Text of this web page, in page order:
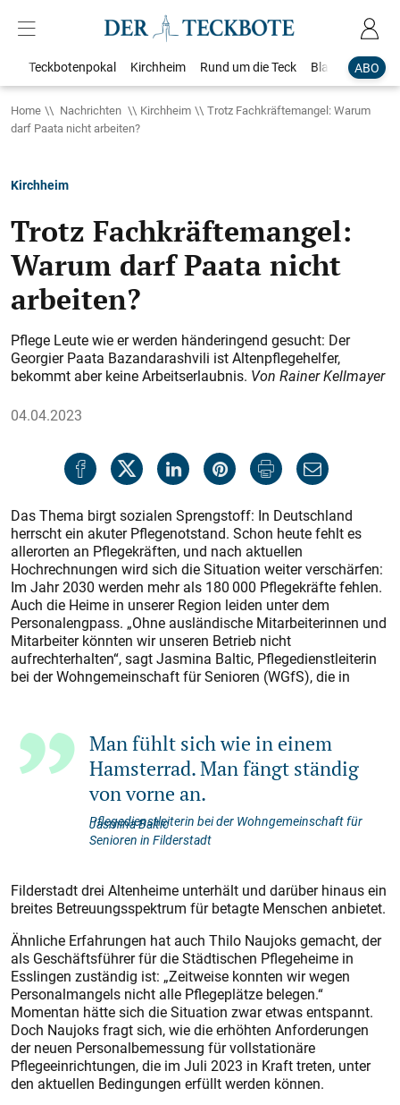
ABO
Teckbotenpokal Kirchheim Rund um die Teck Blaulicht
Home Nachrichten Kirchheim
Trotz Fachkräftemangel: Warum
darf Paata nicht arbeiten?
Kirchheim
Trotz Fachkräftemangel:
Warum darf Paata nicht
arbeiten?
Pflege Leute wie er werden händeringend gesucht: Der
Georgier Paata Bazandarashvili ist Altenpflegehelfer,
bekommt aber keine Arbeitserlaubnis. Von Rainer Kellmayer
04.04.2023
Das Thema birgt sozialen Sprengstoff: In Deutschland
herrscht ein akuter Pflegenotstand. Schon heute fehlt es
allerorten an Pflegekräften, und nach aktuellen
Hochrechnungen wird sich die Situation weiter verschärfen:
Im Jahr 2030 werden mehr als 180 000 Pflegekräfte fehlen.
Auch die Heime in unserer Region leiden unter dem
Personalengpass. „Ohne ausländische Mitarbeiterinnen und
Mitarbeiter könnten wir unseren Betrieb nicht
aufrechterhalten“, sagt Jasmina Baltic, Pflegedienstleiterin
bei der Wohngemeinschaft für Senioren (WGfS), die in
Man fühlt sich wie in einem
Hamsterrad. Man fängt ständig
von vorne an.
Jasmina Baltic
Pflegedienstleiterin bei der Wohngemeinschaft für
Senioren in Filderstadt
Filderstadt drei Altenheime unterhält und darüber hinaus ein
breites Betreuungsspektrum für betagte Menschen anbietet.
Ähnliche Erfahrungen hat auch Thilo Naujoks gemacht, der
als Geschäftsführer für die Städtischen Pflegeheime in
Esslingen zuständig ist: „Zeitweise konnten wir wegen
Personalmangels nicht alle Pflegeplätze belegen.“
Momentan hätte sich die Situation zwar etwas entspannt.
Doch Naujoks fragt sich, wie die erhöhten Anforderungen
der neuen Personalbemessung für vollstationäre
Pflegeeinrichtungen, die im Juli 2023 in Kraft treten, unter
den aktuellen Bedingungen erfüllt werden können.